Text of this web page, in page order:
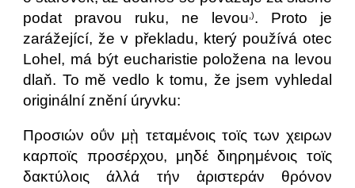
podat pravou ruku, ne levou,). Proto je
zarážející, že v překladu, který používá otec
Lohel, má být eucharistie položena na levou
dlaň. To mě vedlo k tomu, že jsem vyhledal
originální znění úryvku:
Προσιών οΰν μῂ τεταμένοις τοϊς των χειρων
καρποϊς προσέρχου, μηδέ διηρημένοις τοϊς
δακτύλοις άλλά τήν ἀριστεράν θρόνον